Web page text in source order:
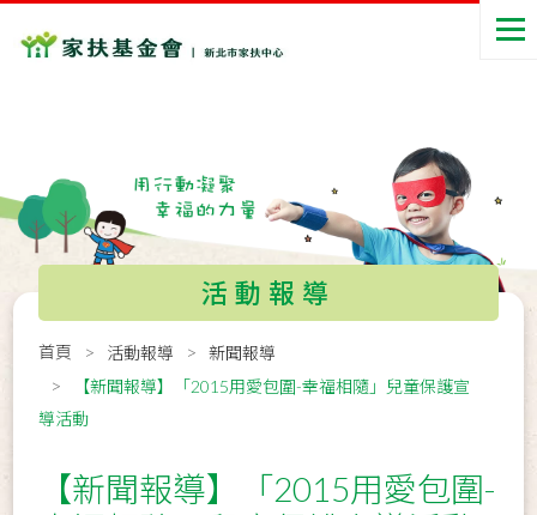
活動報導
首頁 活動報導
新聞報導
【新聞報導】「2015用愛包圍-幸福相隨」兒童保護宣
導活動
【新聞報導】「2015用愛包圍-